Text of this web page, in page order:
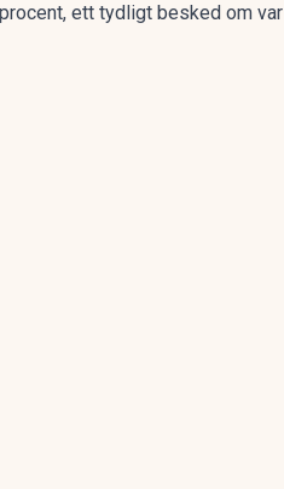
ett tydligt besked om var